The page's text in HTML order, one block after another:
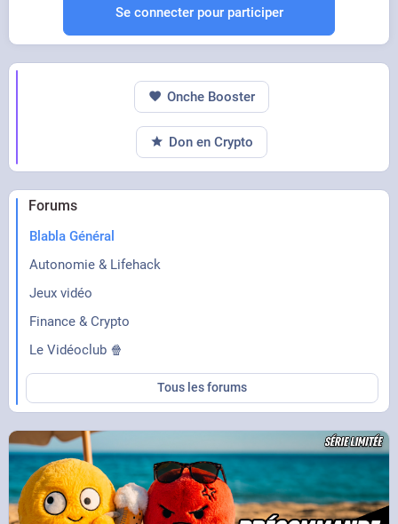
Se connecter pour participer
Forums
Blabla Général
Autonomie & Lifehack
Jeux vidéo
Finance & Crypto
Le Vidéoclub 🍿
Tous les forums
Onche Booster
Don en Crypto